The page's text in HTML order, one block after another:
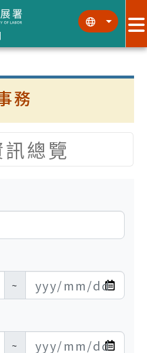
::: :::
務
訊總覽
~
~